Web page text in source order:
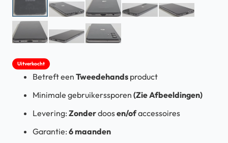
Uitverkocht
Betreft een Tweedehands product
Minimale gebruikerssporen (Zie Afbeeldingen)
Levering: Zonderdoosen/ofaccessoires
Garantie: 6 maanden